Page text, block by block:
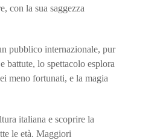
con la sua saggezza
pubblico internazionale, pur
battute, lo spettacolo esplora
meno fortunati, e la magia
italiana e scoprire la
le età. Maggiori